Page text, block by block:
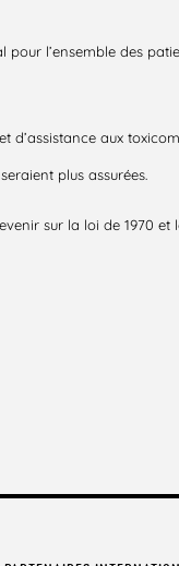
pour l’ensemble des
d’assistance aux
plus assurées.
sur la loi de 1970